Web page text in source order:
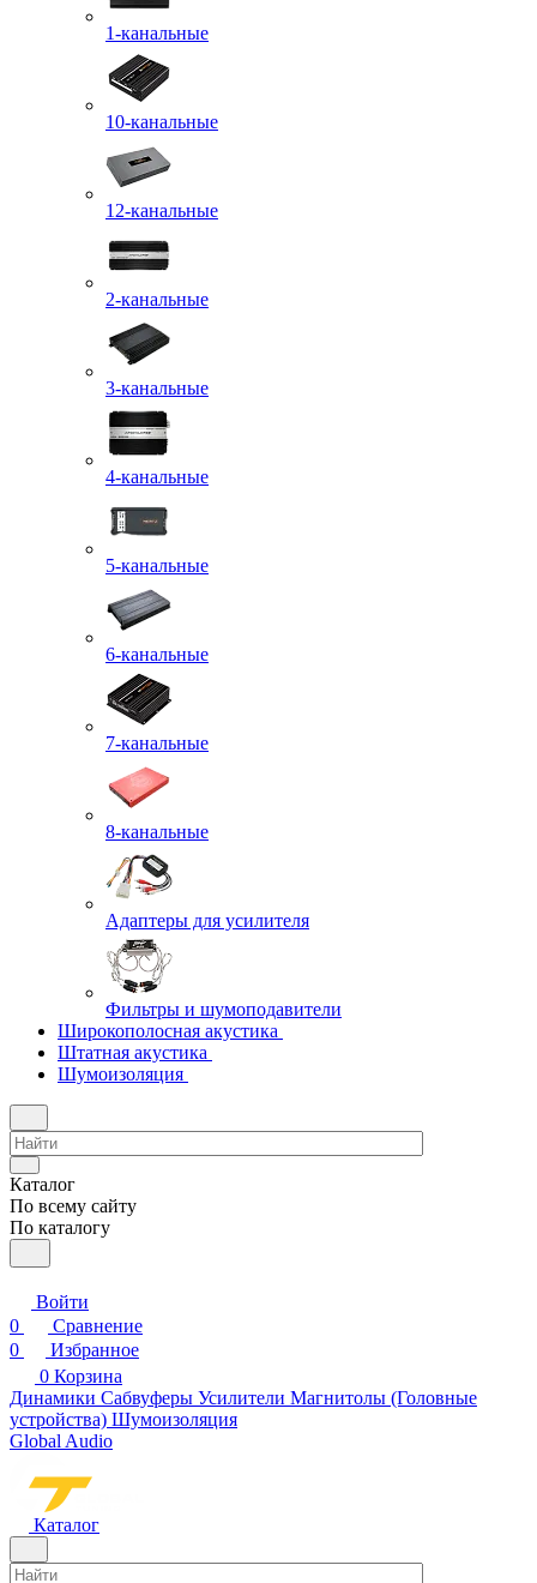
1-канальные
10-канальные
12-канальные
2-канальные
3-канальные
4-канальные
5-канальные
6-канальные
7-канальные
8-канальные
Адаптеры для усилителя
Фильтры и шумоподавители
Широкополосная акустика
Штатная акустика
Шумоизоляция
Каталог
По всему сайту
По каталогу
Войти
0
Сравнение
0
Избранное
0 Корзина
Динамики Сабвуферы Усилители Магнитолы (Головные
устройства) Шумоизоляция
Global Audio
Каталог